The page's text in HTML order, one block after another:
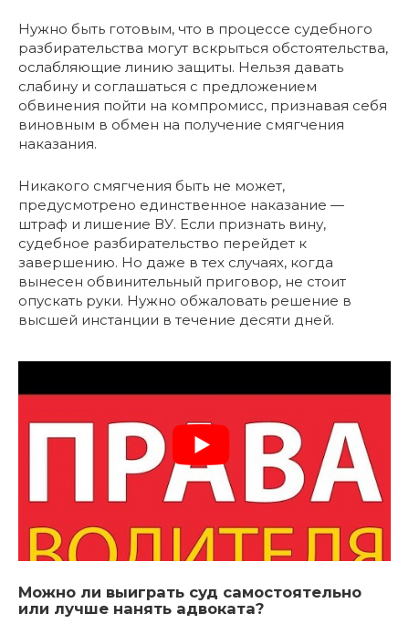
Нужно быть готовым, что в процессе судебного
разбирательства могут вскрыться обстоятельства,
ослабляющие линию защиты. Нельзя давать
слабину и соглашаться с предложением
обвинения пойти на компромисс, признавая себя
виновным в обмен на получение смягчения
наказания.
Никакого смягчения быть не может,
предусмотрено единственное наказание —
штраф и лишение ВУ. Если признать вину,
судебное разбирательство перейдет к
завершению. Но даже в тех случаях, когда
вынесен обвинительный приговор, не стоит
опускать руки. Нужно обжаловать решение в
высшей инстанции в течение десяти дней.
Можно ли выиграть суд самостоятельно
или лучше нанять адвоката?